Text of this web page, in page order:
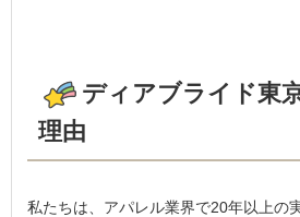
ディアブライド東
理由
私たちは、アパレル業界で20年以上の